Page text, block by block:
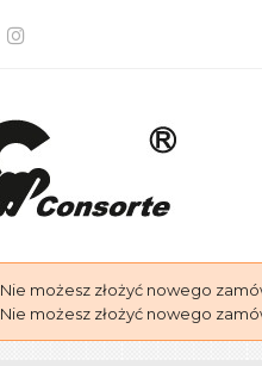
Nie możesz złożyć nowego
Nie możesz złożyć nowego